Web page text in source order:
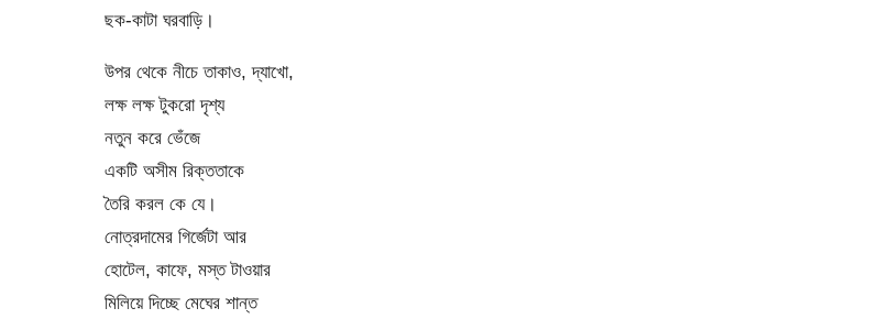
ছক-কাটা ঘরবাড়ি।
উপর থেকে নীচে তাকাও, দ্যাখো,
লক্ষ লক্ষ টুকরো দৃশ্য
নতুন করে ভেঁজে
একটি অসীম রিক্ততাকে
তৈরি করল কে যে।
নোত্‌রদামের গির্জেটা আর
হোটেল, কাফে, মস্ত টাওয়ার
মিলিয়ে দিচ্ছে মেঘের শান্ত